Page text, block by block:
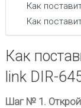
Как
Как
Как
link DIR-
Шаг № 1.